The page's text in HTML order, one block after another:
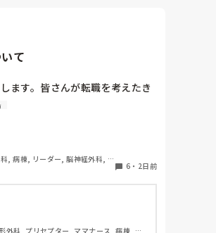
無茶な…と思いました。
と感じることもある反面、ペア
(処置を)やったことあるの？無
てないんで」と。。。
いう、意欲があまり感じられ
りも、その新人の性格かな？と
うか？？
、PNSは好きじゃありません。
うからには、もっと業務量に見合
も経験している方は、どちらの
ですね🎵ならば皆で抱えましょうね
頑張って👊😆🎵
て
ます。皆さんが転職を考えたき
, 病棟, リーダー, 脳神経外科,
6 ・ 2日前
外科, プリセプター, ママナース, 病棟, 訪